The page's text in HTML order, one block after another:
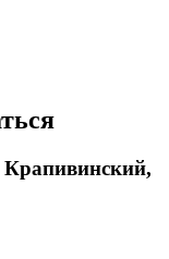
Крапивинский,